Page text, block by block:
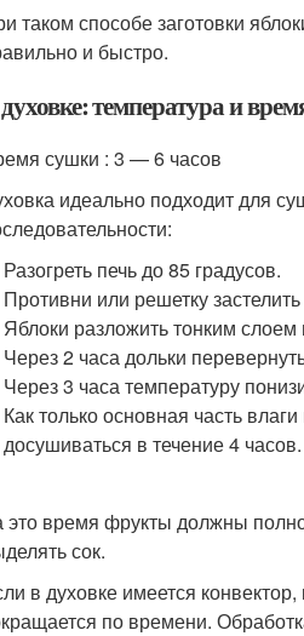
таком способе заготовки
и быстро.
температура и
сушки : 3 — 6 часов
идеально подходит для
Разогреть печь до 85 градусов.
Противни или решетку
Яблоки разложить тонким слоем
Через 2 часа дольки
Через 3 часа температуру
Как только основная часть
досушиваться в течение 4 часов.
это время фрукты должны
сок.
в духовке имеется
по времени.